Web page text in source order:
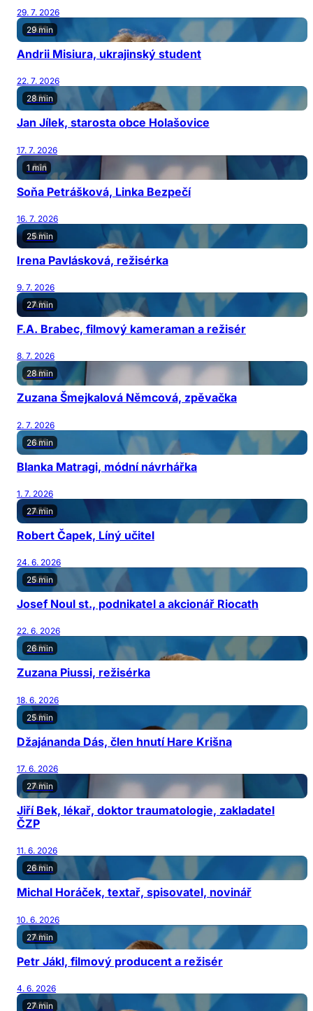
29. 7. 2026
29 min
Andrii Misiura, ukrajinský student
22. 7. 2026
28 min
Jan Jílek, starosta obce Holašovice
17. 7. 2026
1 min
Soňa Petrášková, Linka Bezpečí
16. 7. 2026
25 min
Irena Pavlásková, režisérka
9. 7. 2026
27 min
F.A. Brabec, filmový kameraman a režisér
8. 7. 2026
28 min
Zuzana Šmejkalová Němcová, zpěvačka
2. 7. 2026
26 min
Blanka Matragi, módní návrhářka
1. 7. 2026
27 min
Robert Čapek, Líný učitel
24. 6. 2026
25 min
Josef Noul st., podnikatel a akcionář Riocath
22. 6. 2026
26 min
Zuzana Piussi, režisérka
18. 6. 2026
25 min
Džajánanda Dás, člen hnutí Hare Krišna
17. 6. 2026
27 min
Jiří Bek, lékař, doktor traumatologie, zakladatel
ČZP
11. 6. 2026
26 min
Michal Horáček, textař, spisovatel, novinář
10. 6. 2026
27 min
Petr Jákl, filmový producent a režisér
4. 6. 2026
27 min